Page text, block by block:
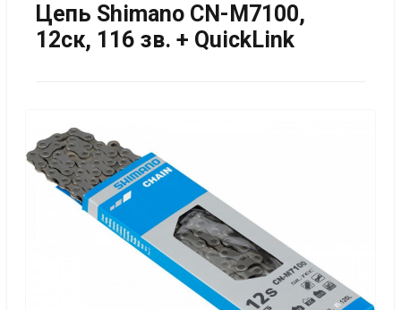
Цепь Shimano CN-M7100,
12ск, 116 зв. + QuickLink